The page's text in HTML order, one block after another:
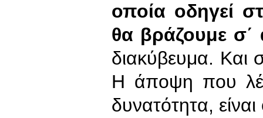
οποία οδηγεί
θα βράζουμε σ΄
διακύβευμα. Και
Η άποψη που
δυνατότητα,